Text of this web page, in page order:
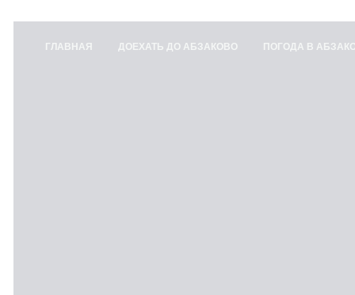
ГЛАВНАЯ ДОЕХАТЬ ДО АБЗАКОВО ПОГОДА В